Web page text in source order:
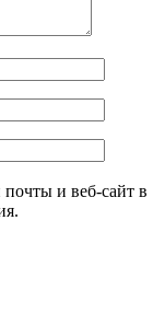
и веб-сайт в